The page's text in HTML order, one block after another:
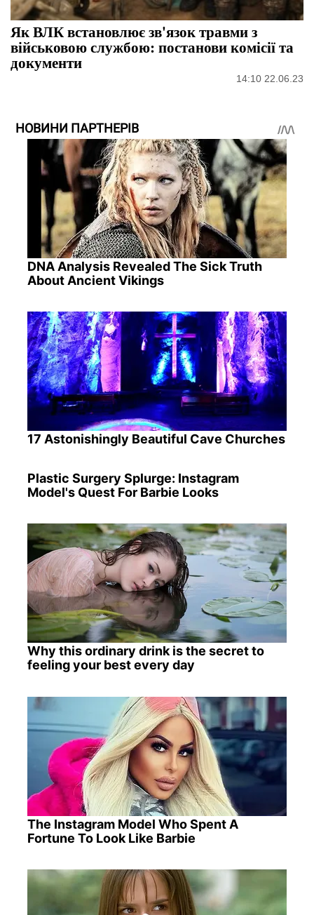
Як ВЛК встановлює зв'язок травми з
військовою службою: постанови комісії та
документи
14:10 22.06.23
НОВИНИ ПАРТНЕРІВ
DNA Analysis Revealed The Sick Truth
About Ancient Vikings
17 Astonishingly Beautiful Cave Churches
Plastic Surgery Splurge: Instagram
Model's Quest For Barbie Looks
Why this ordinary drink is the secret to
feeling your best every day
The Instagram Model Who Spent A
Fortune To Look Like Barbie